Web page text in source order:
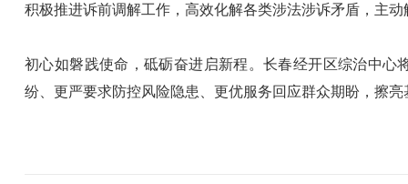
积极推进诉前调解工作，高效化解各类涉法涉诉矛盾，主
初心如磐践使命，砥砺奋进启新程。长春经开区综治中
纷、更严要求防控风险隐患、更优服务回应群众期盼，擦